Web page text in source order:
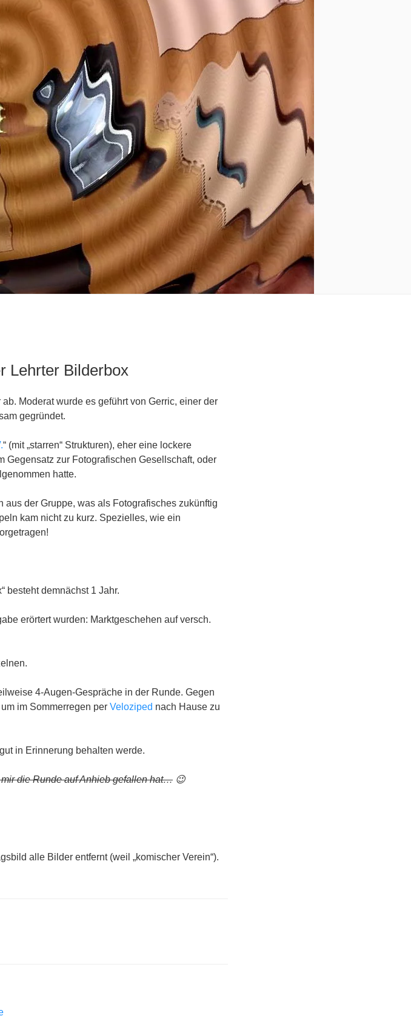
Lehrter Bilderbox
Moderat wurde es geführt von Gerric, einer der
gegründet.
“ (mit „starren“ Strukturen), eher eine lockere
Gegensatz zur Fotografischen Gesellschaft, oder
hatte.
der Gruppe, was als Fotografisches zukünftig
kam nicht zu kurz. Spezielles, wie ein
besteht demnächst 1 Jahr.
erörtert wurden: Marktgeschehen auf versch.
4-Augen-Gespräche in der Runde. Gegen
im Sommerregen per Veloziped nach Hause zu
in Erinnerung behalten werde.
die Runde auf Anhieb gefallen hat… 😉
alle Bilder entfernt (weil „komischer Verein“).